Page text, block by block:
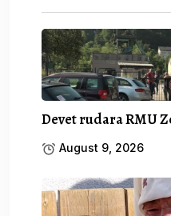
Devet rudara RMU
August 9, 2026